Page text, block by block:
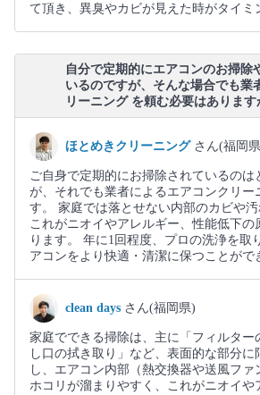
て頂き、異臭やカビが見えた時がタイミ
自分で定期的にエアコンのお掃除
いるのですが、そんな場合でも業
リーニング を頼む必要はあります
ほとめきクリーニング さん(福岡
ご自身で定期的にお掃除されているのは
が、それでも業者によるエアコンクリー
す。 家庭では落とせない内部のカビや汚
これがニオイやアレルギー、性能低下の
ります。 年に1回程度、プロの洗浄を取
アコンをより快適・清潔に保つことがで
clean days さん(福岡県)
家庭でできる掃除は、主に「フィルター
し口の拭き取り」など、表面的な部分に
し、エアコン内部（熱交換器や送風フ
ホコリが溜まりやすく、これがニオイや